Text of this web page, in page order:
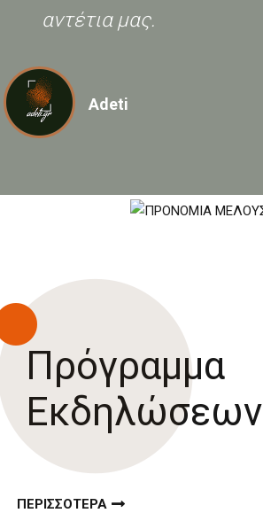
αντέτια μας.
Adeti
Πρόγραμμα
Εκδηλώσεων
ΠΕΡΙΣΣΟΤΕΡΑ